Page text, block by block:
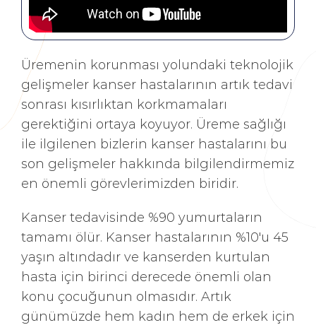
Üremenin korunması yolundaki teknolojik
gelişmeler kanser hastalarının artık tedavi
sonrası kısırlıktan korkmamaları
gerektiğini ortaya koyuyor. Üreme sağlığı
ile ilgilenen bizlerin kanser hastalarını bu
son gelişmeler hakkında bilgilendirmemiz
en önemli görevlerimizden biridir.
Kanser tedavisinde %90 yumurtaların
tamamı ölür. Kanser hastalarının %10'u 45
yaşın altındadır ve kanserden kurtulan
hasta için birinci derecede önemli olan
konu çocuğunun olmasıdır. Artık
günümüzde hem kadın hem de erkek için